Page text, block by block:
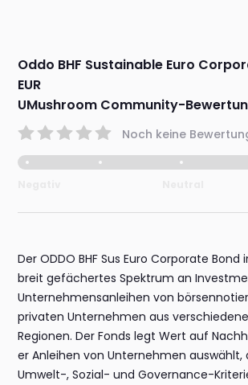
Oddo BHF Sustainable Euro
EUR
UMushroom Community-
Noch keine
Der ODDO BHF Sus Euro Corporate
breit gefächertes Spektrum an
Unternehmensanleihen von
privaten Unternehmen aus
Regionen. Der Fonds legt Wert auf
er Anleihen von Unternehmen auswählt,
Umwelt-, Sozial- und Governance-